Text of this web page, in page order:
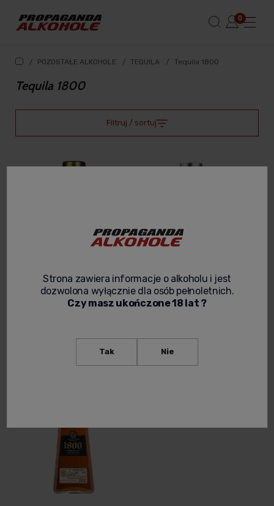
/ POZOSTAŁE ALKOHOLE / TEQUILA / Tequila 1800
Tequila 1800
Filtruj / sortuj
TEQUILA RESERVA 1800
REPOSADO 0,7L
TEQUILA RESERVA 1800
SILVER 0,7L
Strona zawiera informacje o alkoholu i jest
dozwolona wyłącznie dla osób pełnoletnich.
Czy masz ukończone 18 lat ?
Tak Nie